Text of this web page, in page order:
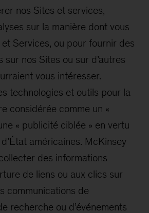
nos Sites et services,
sur la manière dont vous
Services, ou pour fournir des
sur nos Sites ou sur d’autres
vous intéresser.
technologies et outils pour la
considérée comme un «
« publicité ciblée » en vertu
américaines. McKinsey
des informations
de liens ou aux clics sur
communications de
recherche ou d’événements